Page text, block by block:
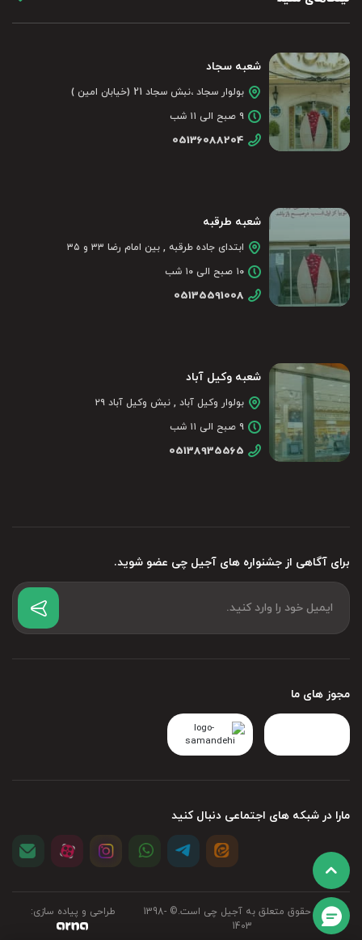
برای آگاهی از جشنواره های آجیل چی عضو شوید.
شعبه سجاد
بولوار سجاد ،نبش سجاد 21 (خیابان امین )
۹ صبح الی ۱۱ شب
05136088204
شعبه طرقبه
ابتدای جاده طرقبه , بین امام رضا ۳۳ و ۳۵
۱۰ صبح الی ۱۰ شب
05135591008
شعبه وکیل آباد
بولوار وکیل آباد , نبش وکیل آباد ۲۹
۹ صبح الی ۱۱ شب
05138935565
مجوز های ما
مارا در شبکه های اجتماعی دنبال کنید
تمامی حقوق متعلق به آجیل چی است.©‏ 1398-
1403
طراحی و پیاده سازی: